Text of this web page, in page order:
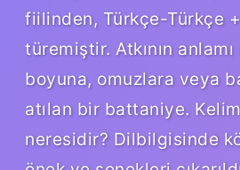
fiilinden, Türkçe-Türkçe
türemiştir. Atkının anlamı
boyuna, omuzlara veya
atılan bir battaniye.
neresidir? Dilbilgisinde